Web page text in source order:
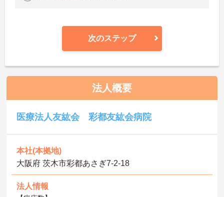
次のステップ
法人概要
医療法人友紘会 彩都友紘会病院
本社(本拠地)
大阪府 茨木市彩都あさぎ7-2-18
法人情報